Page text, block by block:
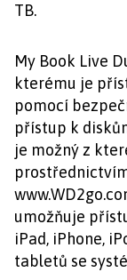
TB.
My Book Live
kterému je
pomocí
přístup k
je možný z
umožňuje
iPad, iPhone,
tabletů se